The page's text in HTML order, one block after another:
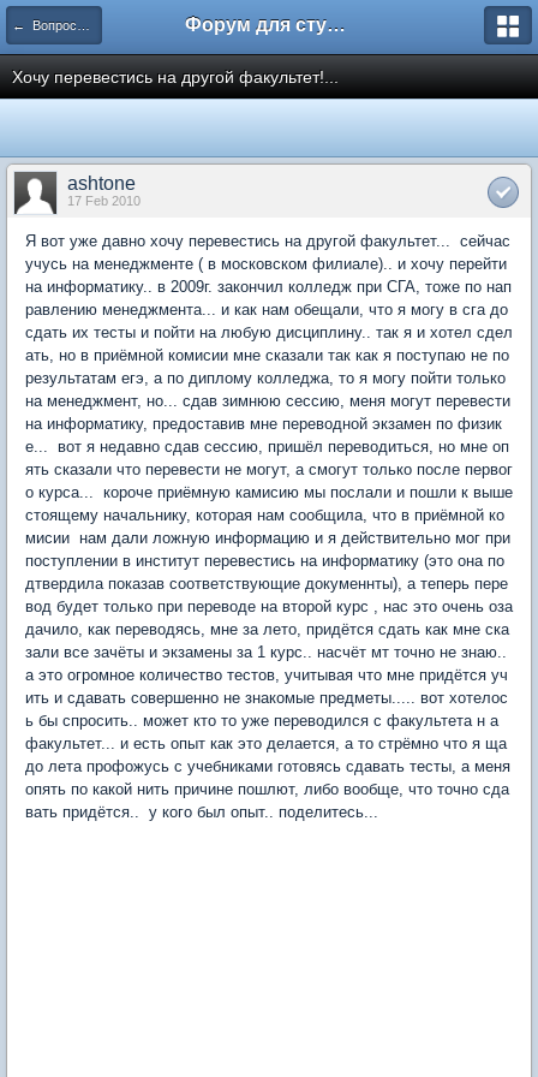
← Вопросы и ответы Форум для студента СГА
Хочу перевестись на другой факультет!...
ashtone
17 Feb 2010
Я вот уже давно хочу перевестись на другой факультет... сейчас
учусь на менеджменте ( в московском филиале).. и хочу перейти
на информатику.. в 2009г. закончил колледж при СГА, тоже по нап
равлению менеджмента... и как нам обещали, что я могу в сга до
сдать их тесты и пойти на любую дисциплину.. так я и хотел сдел
ать, но в приёмной комисии мне сказали так как я поступаю не по
результатам егэ, а по диплому колледжа, то я могу пойти только
на менеджмент, но... сдав зимнюю сессию, меня могут перевести
на информатику, предоставив мне переводной экзамен по физик
е... вот я недавно сдав сессию, пришёл переводиться, но мне оп
ять сказали что перевести не могут, а смогут только после первог
о курса... короче приёмную камисию мы послали и пошли к выше
стоящему начальнику, которая нам сообщила, что в приёмной ко
мисии нам дали ложную информацию и я действительно мог при
поступлении в институт перевестись на информатику (это она по
дтвердила показав соответствующие докуменнты), а теперь пере
вод будет только при переводе на второй курс , нас это очень оза
дачило, как переводясь, мне за лето, придётся сдать как мне ска
зали все зачёты и экзамены за 1 курс.. насчёт мт точно не знаю..
а это огромное количество тестов, учитывая что мне придётся уч
ить и сдавать совершенно не знакомые предметы..... вот хотелос
ь бы спросить.. может кто то уже переводился с факультета н а
факультет... и есть опыт как это делается, а то стрёмно что я ща
до лета профожусь с учебниками готовясь сдавать тесты, а меня
опять по какой нить причине пошлют, либо вообще, что точно сда
вать придётся.. у кого был опыт.. поделитесь...